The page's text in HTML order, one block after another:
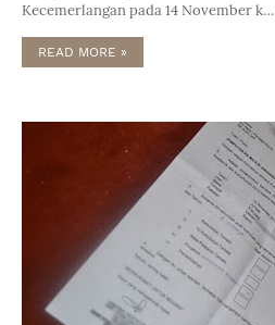
Kecemerlangan pada 14 November k…
READ MORE »